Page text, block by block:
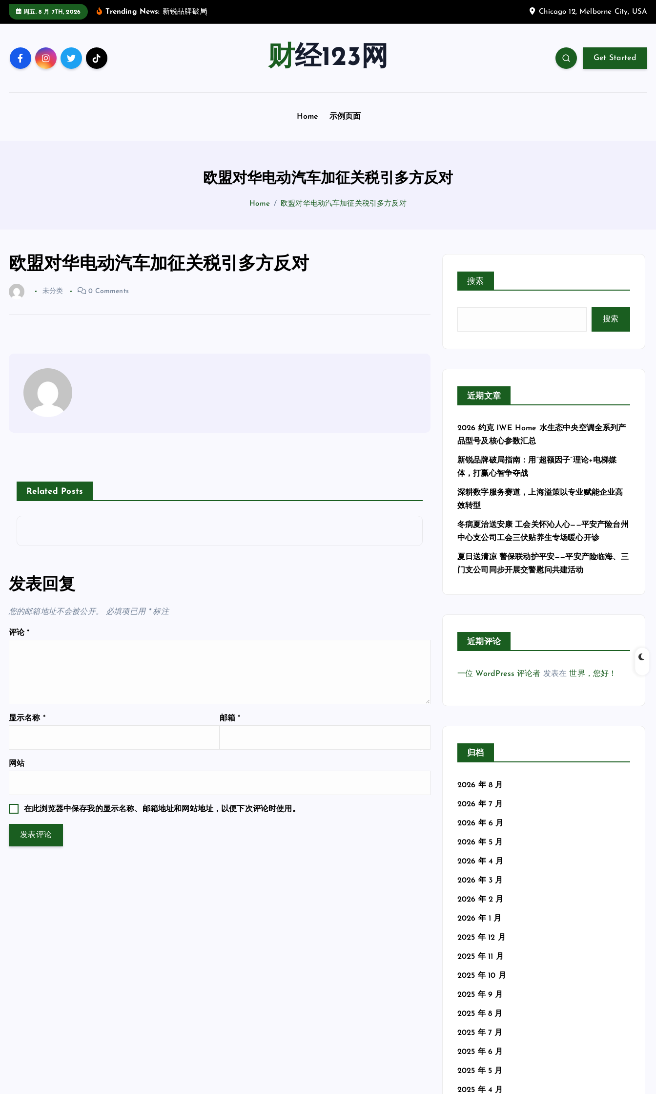
周五. 8 月 7TH, 2026 Trending News: 新锐品牌破局 Chicago 12, Melborne City, USA
财经123网 Get Started
Home 示例页面
欧盟对华电动汽车加征关税引多方反对
Home 欧盟对华电动汽车加征关税引多方反对
欧盟对华电动汽车加征关税引多方反对
未分类 0 Comments
Related Posts
发表回复
您的邮箱地址不会被公开。 必填项已用 *标注
评论*
显示名称 * 邮箱*
网站
在此浏览器中保存我的显示名称、邮箱地址和网站地址，以便下次评论时使用。
搜索
搜索
近期文章
2026 约克 IWE Home 水生态中央空调全系列产
品型号及核心参数汇总
新锐品牌破局指南：用“超额因子”理论+电梯媒
体，打赢心智争夺战
深耕数字服务赛道，上海溢策以专业赋能企业高
效转型
冬病夏治送安康 工会关怀沁人心——平安产险台州
中心支公司工会三伏贴养生专场暖心开诊
夏日送清凉 警保联动护平安——平安产险临海、三
门支公司同步开展交警慰问共建活动
近期评论
一位 WordPress 评论者 发表在世界，您好！
归档
2026 年 8 月
2026 年 7 月
2026 年 6 月
2026 年 5 月
2026 年 4 月
2026 年 3 月
2026 年 2 月
2026 年 1 月
2025 年 12 月
2025 年 11 月
2025 年 10 月
2025 年 9 月
2025 年 8 月
2025 年 7 月
2025 年 6 月
2025 年 5 月
2025 年 4 月